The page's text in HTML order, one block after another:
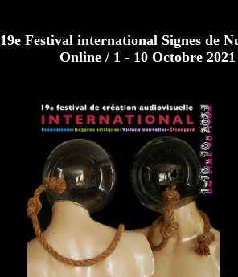
19e Festival international Signes de
Online / 1 - 10 Octobre 2021